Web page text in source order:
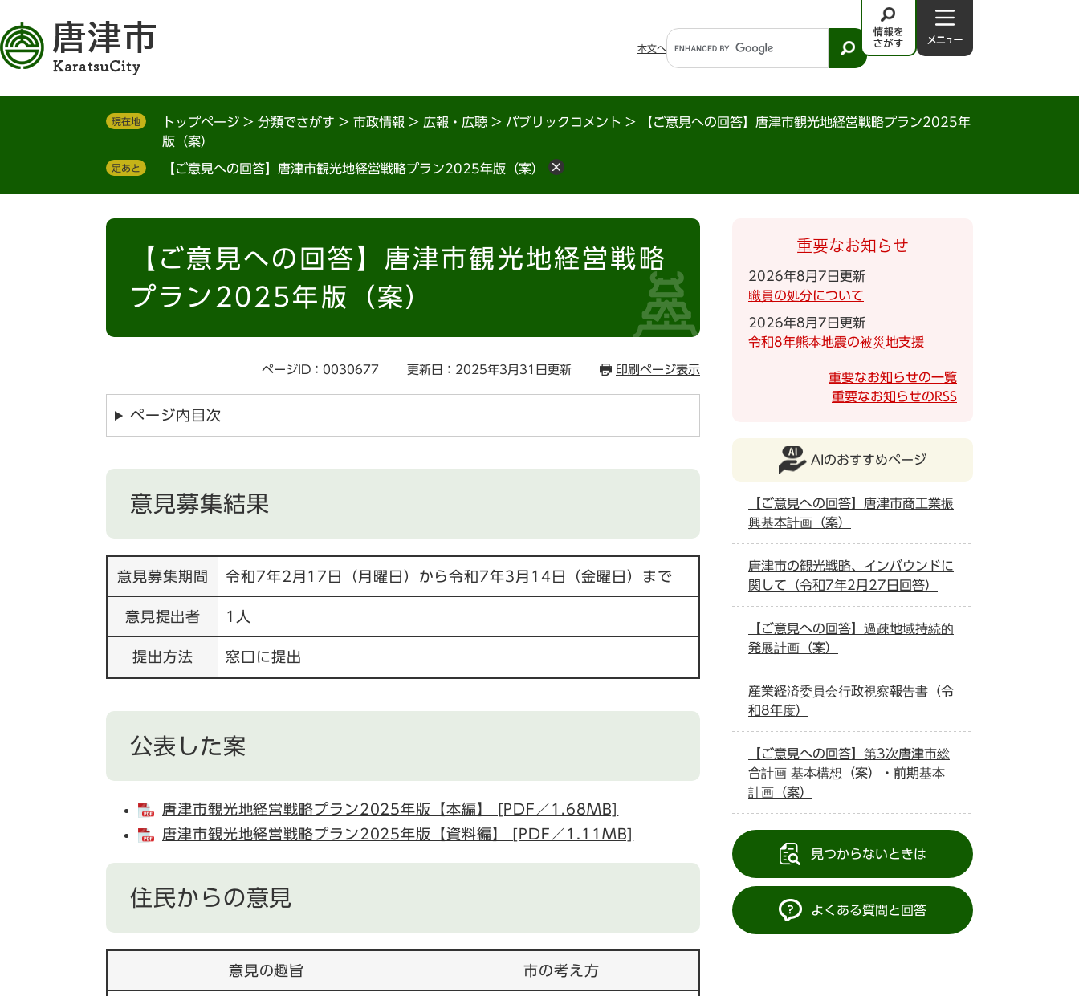
ー
ジ
の
ニ
ュ
ー
情
報
さ
が
メ
ニ
－
本文へ
G
o
g
l
タ
現在地 トップページ > 分類でさがす > 市政情報 > 広報・広聴 > パブリックコメント >
【ご意見への回答】唐津市観光地経営戦略プラン2025年
版（案）
足あと 【ご意見への回答】唐津市観光地経営戦略プラン2025年版（案）
本
【ご意見への回答】唐津市観光地経営戦略
プラン2025年版（案）
ページID：0030677 更新日：2025年3月31日更新 印刷ページ表示
ページ内目次
意見募集結果
意見募集期間 令和7年2月17日（月曜日）から令和7年3月14日（金曜日）まで
意見提出者 1人
提出方法 窓口に提出
公表した案
唐津市観光地経営戦略プラン2025年版【本編】 [PDF／1.68MB]
唐津市観光地経営戦略プラン2025年版【資料編】 [PDF／1.11MB]
住民からの意見
意見の趣旨 市の考え方
重要なお知らせ
2026年8月7日更新
職員の処分について
2026年8月7日更新
令和8年熊本地震の被災地支援
重要なお知らせの一覧
重要なお知らせのRSS
AIのおすすめページ
【ご意見への回答】唐津市商工業振
興基本計画（案）
唐津市の観光戦略、インバウンドに
関して（令和7年2月27日回答）
【ご意見への回答】過疎地域持続的
発展計画（案）
産業経済委員会行政視察報告書（令
和8年度）
【ご意見への回答】第3次唐津市総
合計画 基本構想（案）・前期基本
計画（案）
見つからないときは
よくある質問と回答